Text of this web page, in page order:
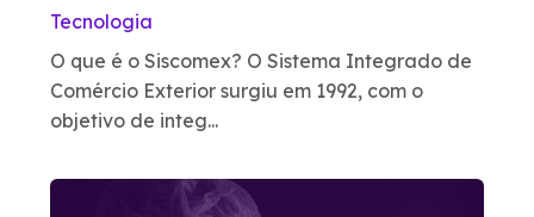
Tecnologia
O que é o Siscomex? O Sistema Integrado de
Comércio Exterior surgiu em 1992, com o
objetivo de integ...